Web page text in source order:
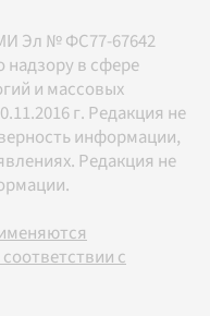
Эл № ФС77-67642
в сфере
и массовых
г. Редакция не
информации,
Редакция не
с